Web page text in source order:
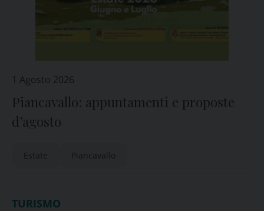
1 Agosto 2026
Piancavallo: appuntamenti e proposte
d’agosto
Estate Piancavallo
TURISMO